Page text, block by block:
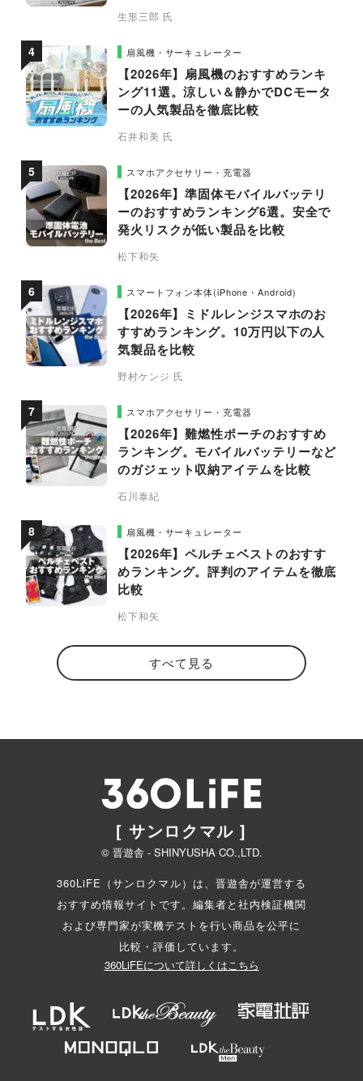
生形三郎 氏
扇風機・サーキュレーター
【2026年】扇風機のおすすめランキ
ング11選。涼しい＆静かでDCモータ
ーの人気製品を徹底比較
石井和美 氏
スマホアクセサリー・充電器
【2026年】準固体モバイルバッテリ
ーのおすすめランキング6選。安全で
発火リスクが低い製品を比較
松下和矢
スマートフォン本体(iPhone・Android)
【2026年】ミドルレンジスマホのお
すすめランキング。10万円以下の人
気製品を比較
野村ケンジ 氏
スマホアクセサリー・充電器
【2026年】難燃性ポーチのおすすめ
ランキング。モバイルバッテリーなど
のガジェット収納アイテムを比較
石川泰紀
扇風機・サーキュレーター
【2026年】ペルチェベストのおすす
めランキング。評判のアイテムを徹底
比較
松下和矢
すべて見る
[ サンロクマル ]
© 晋遊舎 - SHINYUSHA CO.,LTD.
360LiFE（サンロクマル）は、晋遊舎が運営する
おすすめ情報サイトです。編集者と社内検証機関
および専門家が実機テストを行い商品を公平に
比較・評価しています。
360LiFEについて詳しくはこちら